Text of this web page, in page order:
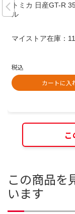
トミカ 日産GT-R
ル
マイストア在庫：
税込
カートに入
この商品を
います